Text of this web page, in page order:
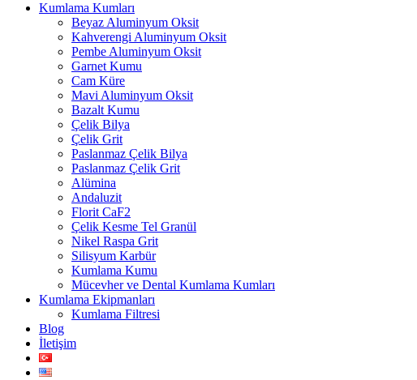
Kumlama Kumları
Beyaz Aluminyum Oksit
Kahverengi Aluminyum Oksit
Pembe Aluminyum Oksit
Garnet Kumu
Cam Küre
Mavi Aluminyum Oksit
Bazalt Kumu
Çelik Bilya
Çelik Grit
Paslanmaz Çelik Bilya
Paslanmaz Çelik Grit
Alümina
Andaluzit
Florit CaF2
Çelik Kesme Tel Granül
Nikel Raspa Grit
Silisyum Karbür
Kumlama Kumu
Mücevher ve Dental Kumlama Kumları
Kumlama Ekipmanları
Kumlama Filtresi
Blog
İletişim